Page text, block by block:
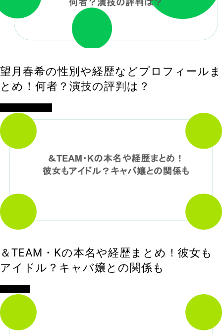
望月春希の性別や経歴などプロフィールま
とめ！何者？演技の評判は？
＆TEAM・Kの本名や経歴まとめ！彼女も
アイドル？キャバ嬢との関係も